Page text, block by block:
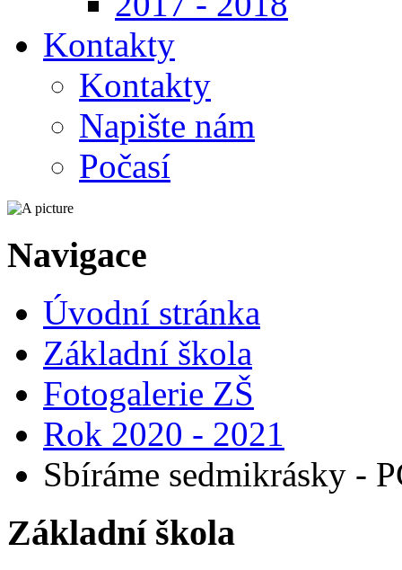
Kontakty
Kontakty
Napište nám
Počasí
Navigace
Úvodní stránka
Základní škola
Fotogalerie ZŠ
Rok 2020 - 2021
Sbíráme sedmikrásky -
Základní škola